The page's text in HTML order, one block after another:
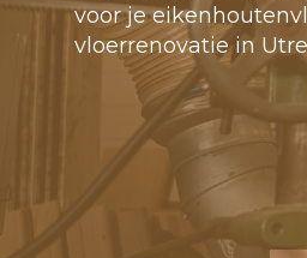
voor je
vloerrenovatie in